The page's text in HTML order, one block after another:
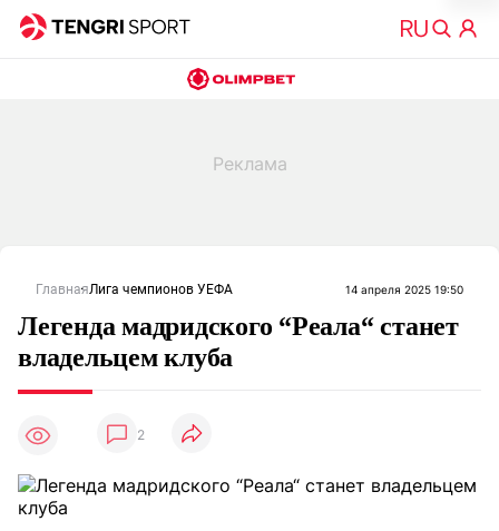
ГлавнаяЛига чемпионов УЕФА 14 апреля 2025 19:50
Легенда мадридского “Реала“ станет
владельцем клуба
2